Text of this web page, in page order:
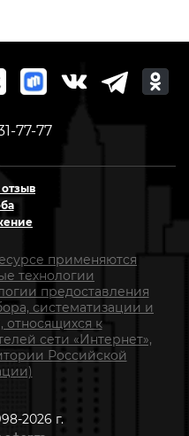
77-77
отзыв
применяются
технологии
предоставления
систематизации и
относящихся к
сети «Интернет»,
Российской
2026 г.